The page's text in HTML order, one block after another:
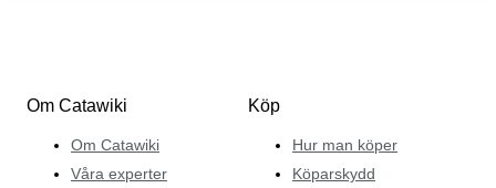
Om Catawiki
Om Catawiki
Våra experter
Köp
Hur man köper
Köparskydd